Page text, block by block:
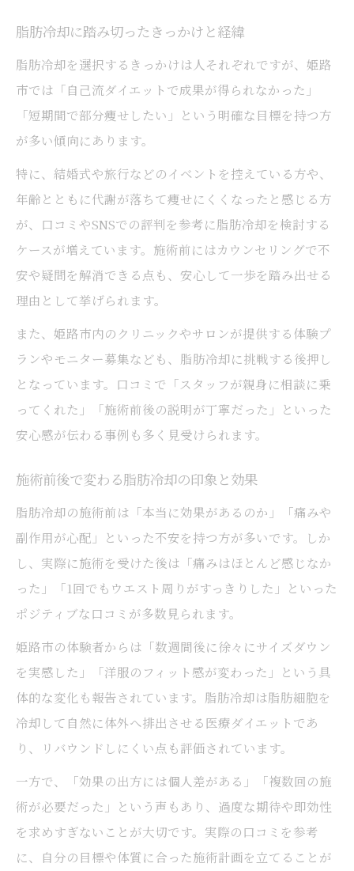
脂肪冷却がリバウンドしにくい理由と実感
脂肪冷却の施術後経過と実際の変化
脂肪冷却後に現れる体の変化とその理由
施術後の経過でよくあるトラブルと対策
脂肪冷却のダウンタイムはどれくらい？
脂肪冷却後に実感できる変化の時期を解説
施術後の脂肪冷却アフターケアポイント
姫路発脂肪冷却を受ける前に知るべきこと
脂肪冷却のカウンセリングで確認すべき事
脂肪冷却の副作用やリスクを事前に把握
自分に合う脂肪冷却方法の選び方とポイン
ト
脂肪冷却に踏み切ったきっかけと経緯
脂肪冷却を選択するきっかけは人それぞれですが、姫路
市では「自己流ダイエットで成果が得られなかった」
「短期間で部分痩せしたい」という明確な目標を持つ方
が多い傾向にあります。
特に、結婚式や旅行などのイベントを控えている方や、
年齢とともに代謝が落ちて痩せにくくなったと感じる方
が、口コミやSNSでの評判を参考に脂肪冷却を検討する
ケースが増えています。施術前にはカウンセリングで不
安や疑問を解消できる点も、安心して一歩を踏み出せる
理由として挙げられます。
また、姫路市内のクリニックやサロンが提供する体験プ
ランやモニター募集なども、脂肪冷却に挑戦する後押し
となっています。口コミで「スタッフが親身に相談に乗
ってくれた」「施術前後の説明が丁寧だった」といった
安心感が伝わる事例も多く見受けられます。
施術前後で変わる脂肪冷却の印象と効果
脂肪冷却の施術前は「本当に効果があるのか」「痛みや
副作用が心配」といった不安を持つ方が多いです。しか
し、実際に施術を受けた後は「痛みはほとんど感じなか
った」「1回でもウエスト周りがすっきりした」といった
ポジティブな口コミが多数見られます。
姫路市の体験者からは「数週間後に徐々にサイズダウン
を実感した」「洋服のフィット感が変わった」という具
体的な変化も報告されています。脂肪冷却は脂肪細胞を
冷却して自然に体外へ排出させる医療ダイエットであ
り、リバウンドしにくい点も評価されています。
一方で、「効果の出方には個人差がある」「複数回の施
術が必要だった」という声もあり、過度な期待や即効性
を求めすぎないことが大切です。実際の口コミを参考
に、自分の目標や体質に合った施術計画を立てることが